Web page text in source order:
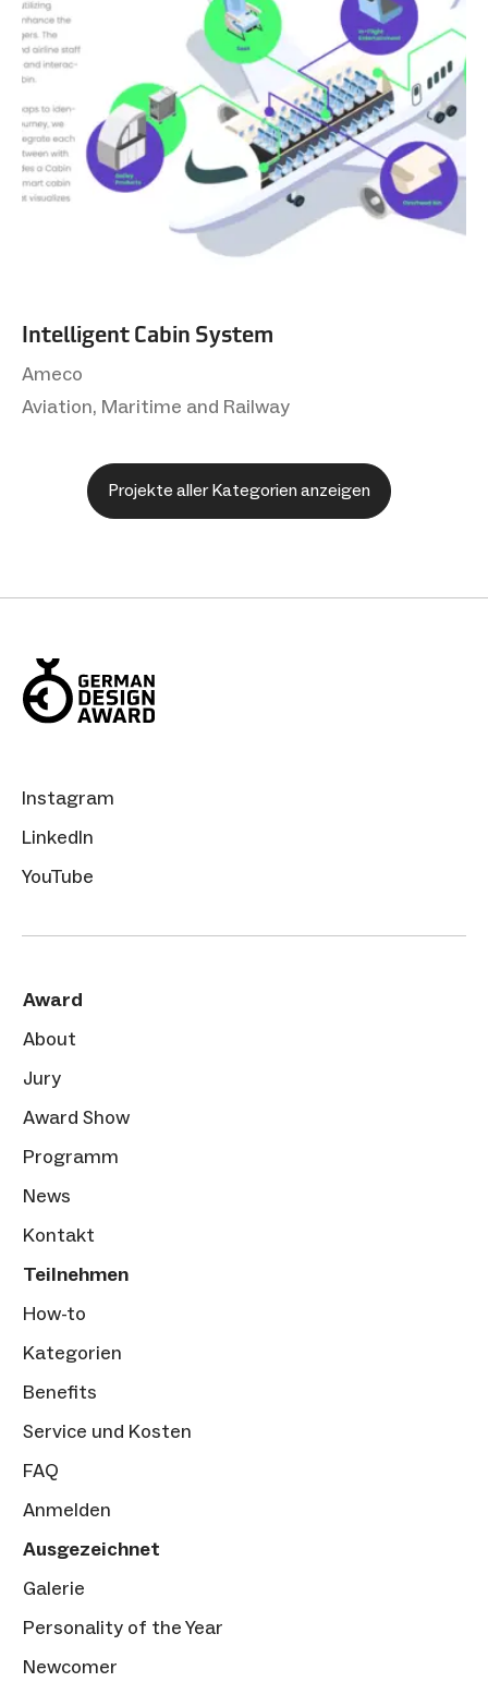
Intelligent Cabin System
Ameco
Aviation, Maritime and Railway
Projekte aller Kategorien anzeigen
Instagram
LinkedIn
YouTube
Award
About
Jury
Award Show
Programm
News
Kontakt
Teilnehmen
How-to
Kategorien
Benefits
Service und Kosten
FAQ
Anmelden
Ausgezeichnet
Galerie
Personality of the Year
Newcomer